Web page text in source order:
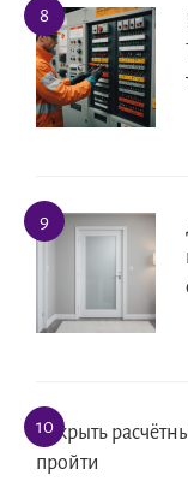
Открыть
пройти